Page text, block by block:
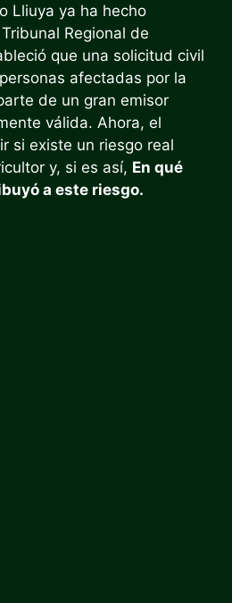
Lliuya ya ha hecho
Regional de
que una solicitud civil
afectadas por la
de un gran emisor
válida. Ahora, el
si existe un riesgo real
y, si es así, En qué
a este riesgo.